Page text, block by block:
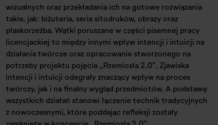
wizualnych oraz przekładania ich na gotowe rozwiązania
takie, jak: biżuteria, seria sitodruków, obrazy oraz
płaskorzeźba. Wątki poruszane w części pisemnej pracy
licencjackiej to między innymi wpływ intencji i intuicji na
działania twórcze oraz opracowanie stworzonego na
potrzeby projektu pojęcia „Rzemiosła 2.0”. Zjawiska
intencji i intuicji odegrały znaczący wpływ na proces
twórczy, jak i na finalny wygląd przedmiotów. A podstawę
wszystkich działań stanowi łączenie technik tradycyjnych
z nowoczesnymi, które poddając refleksji zostały
zamknięte w koncepcję „Rzemiosła 2.0”.